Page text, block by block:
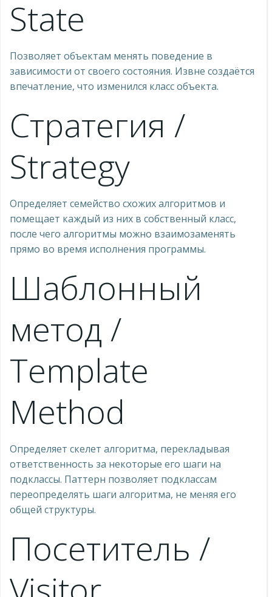
State
Позволяет объектам менять поведение в
зависимости от своего состояния. Извне создаётся
впечатление, что изменился класс объекта.
Стратегия /
Strategy
Определяет семейство схожих алгоритмов и
помещает каждый из них в собственный класс,
после чего алгоритмы можно взаимозаменять
прямо во время исполнения программы.
Шаблонный
метод /
Template
Method
Определяет скелет алгоритма, перекладывая
ответственность за некоторые его шаги на
подклассы. Паттерн позволяет подклассам
переопределять шаги алгоритма, не меняя его
общей структуры.
Посетитель /